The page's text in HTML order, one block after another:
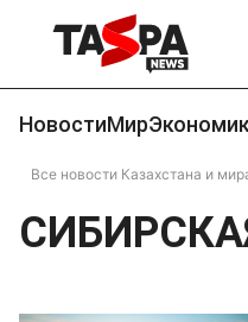
НовостиМир
Все новости Казахстана и